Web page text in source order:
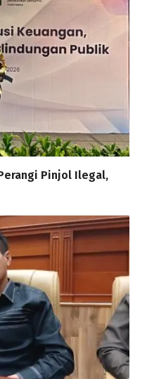
Pinjol Ilegal,